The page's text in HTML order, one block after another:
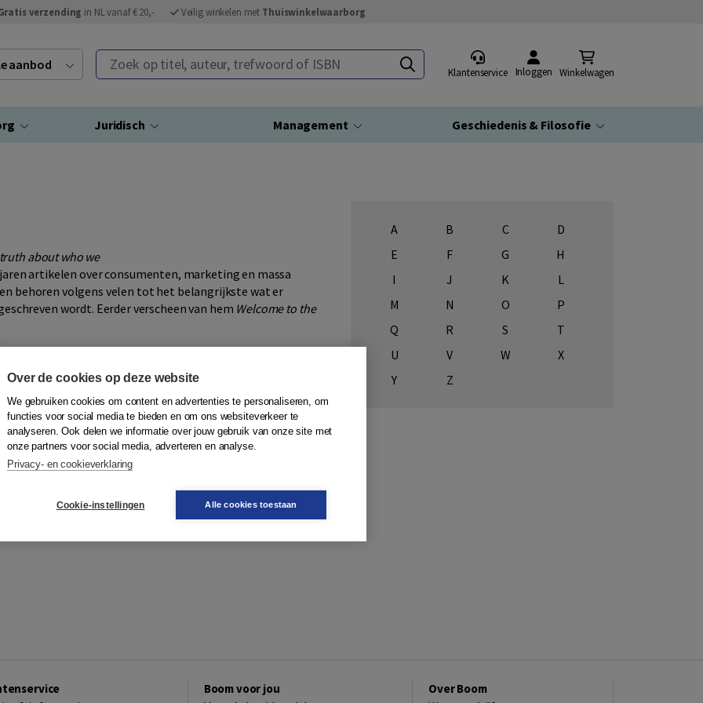
verzending in NL vanaf € 20,- Veilig winkelen met Thuiswinkelwaarborg
aanbod Zoek op titel, auteur, trefwoord of ISBN
Klantenservice Inloggen Winkelwagen
Juridisch Management Geschiedenis & Filosofie
about who we
artikelen over consumenten, marketing en massa
behoren volgens velen tot het belangrijkste wat er
wordt. Eerder verscheen van hem Welcome to the
A B C
D
E
F G
H
I
J K
L
M
N O
P
Q
R S
T
U
V W
X
Y
Z
Boom voor jou Over Boom
Over de cookies op deze website
We gebruiken cookies om content en advertenties te personaliseren, om
functies voor social media te bieden en om ons websiteverkeer te
analyseren. Ook delen we informatie over jouw gebruik van onze site met
onze partners voor social media, adverteren en analyse.
Privacy- en cookieverklaring
Cookie-instellingen Alle cookies toestaan